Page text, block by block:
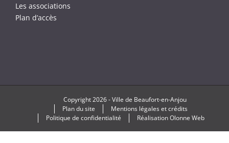
Les associations
Plan d’accès
Copyright2026 -Ville de Beaufort-en-Anjou
Plan du site
Mentions légales et crédits
Politique de confidentialité
RéalisationOlonne Web